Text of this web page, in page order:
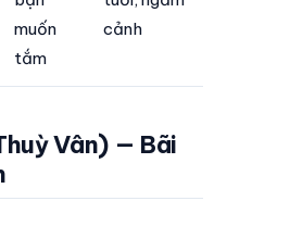
muốn
tắm
cảnh
Vân) — Bãi